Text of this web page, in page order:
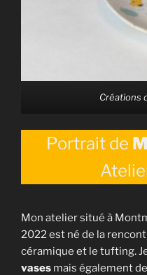
Créations
Portrait de
Mon atelier situé à
2022 est né de la
céramique et le tufting.
vases mais également de